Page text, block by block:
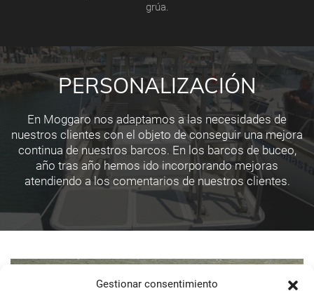
Gestionar consentimiento
grúa.
PERSONALIZACIÓN
En Moggaro nos adaptamos a las necesidades de
nuestros clientes con el objeto de conseguir una mejora
continua de nuestros barcos. En los barcos de buceo,
año tras año hemos ido incorporando mejoras
atendiendo a los comentarios de nuestros clientes.